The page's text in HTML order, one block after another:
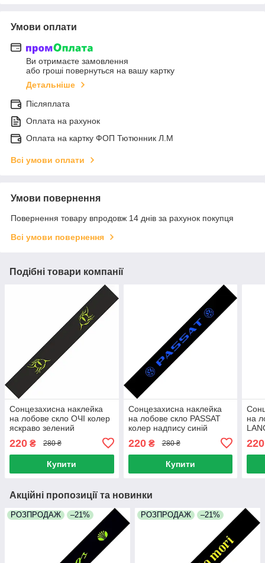
Умови оплати
Ви отримаєте замовлення
або гроші повернуться на вашу картку
Детальніше
Післяплата
Оплата на рахунок
Оплата на картку ФОП Тютюнник Л.М
Всі умови оплати
Умови повернення
Повернення товару впродовж 14 днів за рахунок покупця
Всі умови повернення
Подібні товари компанії
Сонцезахисна наклейка
на лобове скло ОЧІ колер
яскраво зелений
220 ₴ 280 ₴
Купити
Сонцезахисна наклейка
на лобове скло PASSAT
колер надпису синій
220₴ 280 ₴
Купити
на
220
Акційні пропозиції та новинки
РОЗПРОДАЖ –21% РОЗПРОДАЖ –21%